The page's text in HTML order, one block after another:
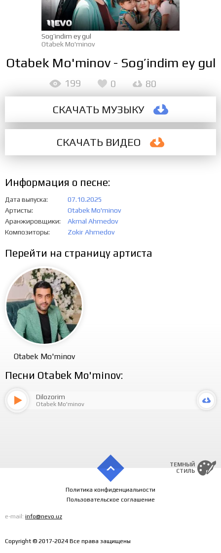
Sog’indim ey gul
Otabek Mo'minov
Otabek Mo'minov - Sog’indim ey gul
СКАЧАТЬ МУЗЫКУ
СКАЧАТЬ ВИДЕО
199 0 80
Информация о песне:
Дата выпуска
07.10.2025
Артисты
Otabek Mo'minov
Аранжировщики
Akmal Ahmedov
Композиторы
Zokir Ahmedov
Перейти на страницу артиста
Otabek Mo'minov
Песни Otabek Mo'minov:
Dilozorim
Otabek Mo'minov
ТЕМНЫЙ
СТИЛЬ
Политика конфиденциальности
Пользовательское соглашение
e-mail: info@nevo.uz
Copyright © 2017-2024 Все права защищены